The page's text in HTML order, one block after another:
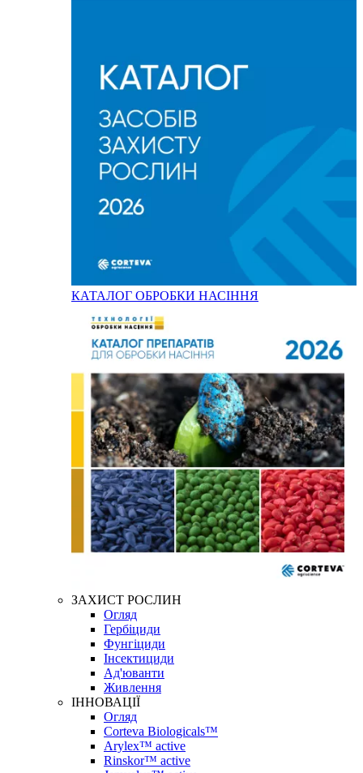
КАТАЛОГ ОБРОБКИ НАСІННЯ
ЗАХИСТ РОСЛИН
Огляд
Гербіциди
Фунгіциди
Інсектициди
Ад'юванти
Живлення
ІННОВАЦІЇ
Огляд
Corteva Biologicals™
Arylex™ active
Rinskor™ active